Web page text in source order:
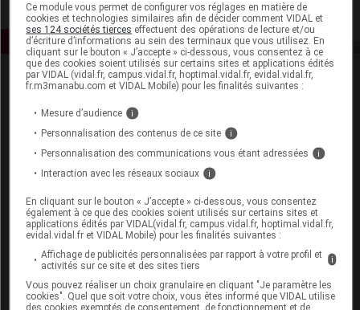
Espace produit
VIDAL Expert
VIDAL Hoptimal
eVIDAL
VIDAL Mobile
VIDAL widget
VIDAL Sécurisation
VIDAL e-Services
Ce module vous permet de configurer vos réglages en matière de
cookies et technologies similaires afin de décider comment VIDAL et
ses 124 sociétés tierces effectuent des opérations de lecture et/ou
d’écriture d’informations au sein des terminaux que vous utilisez. En
cliquant sur le bouton « J’accepte » ci-dessous, vous consentez à ce
que des cookies soient utilisés sur certains sites et applications édités
par VIDAL (vidal.fr, campus.vidal.fr, hoptimal.vidal.fr, evidal.vidal.fr,
fr.m3manabu.com et VIDAL Mobile) pour les finalités suivantes :
Mesure d’audience i
Personnalisation des contenus de ce site i
Personnalisation des communications vous étant adressées i
Interaction avec les réseaux sociaux i
En cliquant sur le bouton « J’accepte » ci-dessous, vous consentez
également à ce que des cookies soient utilisés sur certains sites et
applications édités par VIDAL(vidal.fr, campus.vidal.fr, hoptimal.vidal.fr,
evidal.vidal.fr et VIDAL Mobile) pour les finalités suivantes :
Affichage de publicités personnalisées par rapport à votre profil et
activités sur ce site et des sites tiers
i
Vous pouvez réaliser un choix granulaire en cliquant "Je paramètre les
cookies". Quel que soit votre choix, vous êtes informé que VIDAL utilise
des cookies exemptés de consentement, de fonctionnement et de